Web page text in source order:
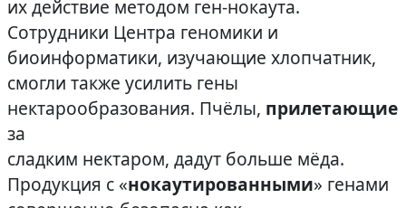
их действие методом ген-нокаута.
Сотрудники Центра геномики и
биоинформатики, изучающие хлопчатник,
смогли также усилить гены
нектарообразования. Пчёлы, прилетающие
за
сладким нектаром, дадут больше мёда.
Продукция с «нокаутированными» генами